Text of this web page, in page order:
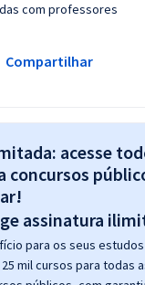
com professores
Compartilhar
acesse
concursos
para os seus
mil cursos para todas